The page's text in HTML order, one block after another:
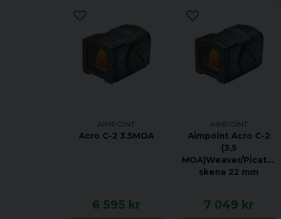
AIMPOINT
Acro C-2 3.5MOA
6 595 kr
AIMPOINT
Aimpoint Acro C-2
(3,5
MOA)Weaver/Picatinny
skena 22 mm
7 049 kr